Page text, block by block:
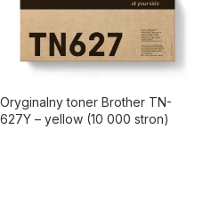
Oryginalny toner Brother TN-
627Y – yellow (10 000 stron)